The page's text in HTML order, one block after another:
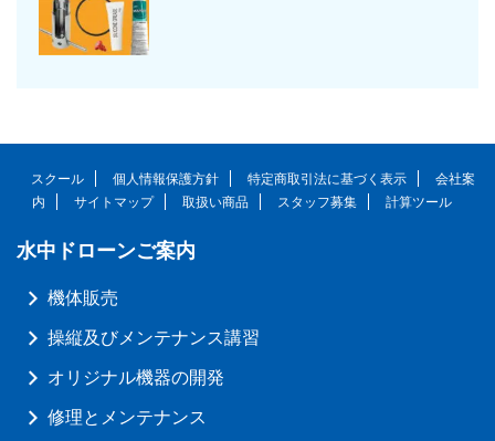
スクール 個人情報保護方針 特定商取引法に基づく表示
会社案
内
サイトマップ 取扱い商品 スタッフ募集 計算ツール
水中ドローンご案内
機体販売
操縦及びメンテナンス講習
オリジナル機器の開発
修理とメンテナンス